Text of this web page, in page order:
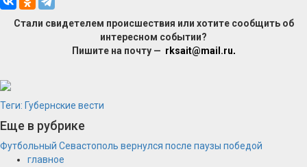
Стали свидетелем происшествия или хотите сообщить об
интересном событии?
Пишите на почту — rksait@mail.ru.
Теги: Губернские вести
Еще в рубрике
Футбольный Севастополь вернулся после паузы победой
главное